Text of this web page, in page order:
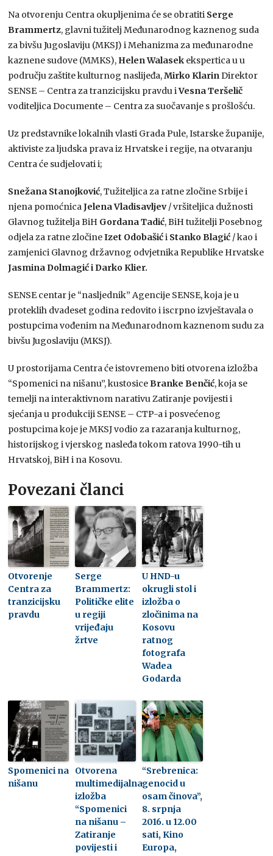
Na otvorenju Centra okupljenima će se obratiti Serge
Brammertz, glavni tužitelj Međunarodnog kaznenog suda
za bivšu Jugoslaviju (MKSJ) i Mehanizma za međunarodne
kaznene sudove (MMKS), Helen Walasek ekspertica u u
području zaštite kulturnog naslijeđa,Mirko KlarinDirektor
SENSE – Centra za tranzicijsku pravdu iVesna Teršelič
voditeljica Documente – Centra za suočavanje s prošlošću.
Uz predstavnike lokalnih vlasti Grada Pule, Istarske županije,
aktiviste za ljudska prava iz Hrvatske i regije, na otvaranju
Centra će sudjelovati i;
Snežana Stanojković, Tužiteljica za ratne zločine Srbije i
njena pomoćnicaJelena Vladisavljev/ vršiteljica dužnosti
Glavnog tužitelja BiH Gordana Tadić, BiH tužitelji Posebnog
odjela za ratne zločineIzet Odobašići Stanko Blagić / kao i
zamjenici Glavnog državnog odvjetnika Republike Hrvatske
Jasmina Dolmagić i Darko Klier.
SENSE centar je “nasljednik” Agencije SENSE, koja je u
proteklih dvadeset godina redovito i iscrpno izvještavala o
postupcima vođenim na Međunarodnom kaznenom sudu za
bivšu Jugoslaviju (MKSJ).
U prostorijama Centra će istovremeno biti otvorena izložba
“Spomenici na nišanu”, kustosiceBranke Benčić, koja se
temelji na interaktivnom narativu Zatiranje povijesti i
sjećanja u produkciji SENSE – CTP-a i posvećenog
postupcima koje je MKSJ vodio za razaranja kulturnog,
historijskog i vjerskog nasleđa tokom ratova 1990-tih u
Hrvatskoj, BiH i na Kosovu.
Povezani članci
Otvorenje
Centra za
tranzicijsku
pravdu
Serge
Brammertz:
Političke elite
u regiji
vrijeđaju
žrtve
U HND-u
okrugli stol i
izložba o
zločinima na
Kosovu
ratnog
fotografa
Wadea
Godarda
Spomenici na
nišanu
Otvorena
multimedijalna
izložba
“Spomenici
na nišanu –
Zatiranje
povijesti i
“Srebrenica:
genocid u
osam činova”,
8. srpnja
2016. u 12.00
sati, Kino
Europa,